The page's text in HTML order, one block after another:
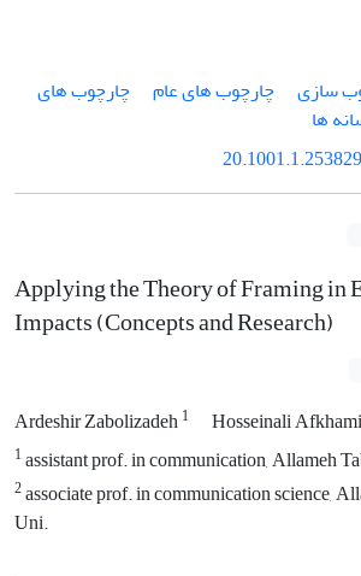
سازی چارچوب های عام
چارچوب های
ها
Applying the Theory of Framing in
Impacts (Concepts and Research)
Ardeshir Zabolizadeh1 Hosseinali Afkhami
1assistant prof. in communication, Allameh
2associate prof. in communication science,
Uni.